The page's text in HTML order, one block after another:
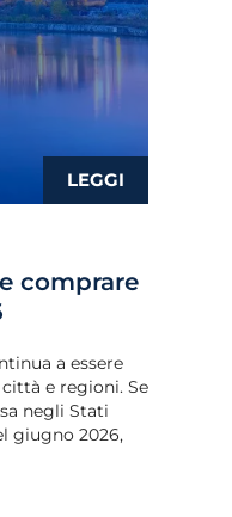
comprare
a essere
e regioni. Se
negli Stati
giugno 2026,